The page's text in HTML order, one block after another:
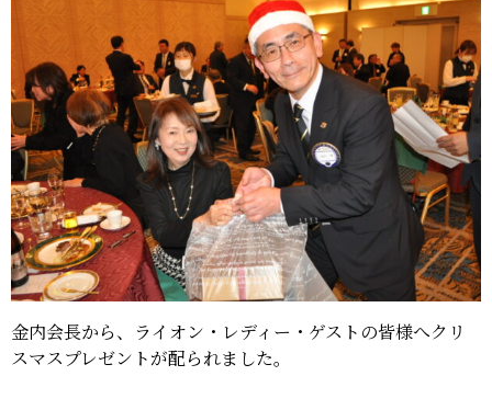
金内会長から、ライオン・レディー・ゲストの皆様へクリ
スマスプレゼントが配られました。